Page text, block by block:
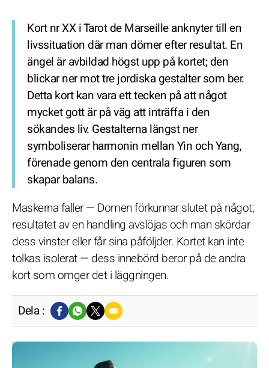
Kort nr XX i Tarot de Marseille anknyter till en
livssituation där man dömer efter resultat. En
ängel är avbildad högst upp på kortet; den
blickar ner mot tre jordiska gestalter som ber.
Detta kort kan vara ett tecken på att något
mycket gott är på väg att inträffa i den
sökandes liv. Gestalterna längst ner
symboliserar harmonin mellan Yin och Yang,
förenade genom den centrala figuren som
skapar balans.
Maskerna faller — Domen förkunnar slutet på något;
resultatet av en handling avslöjas och man skördar
dess vinster eller får sina påföljder. Kortet kan inte
tolkas isolerat — dess innebörd beror på de andra
kort som omger det i läggningen.
Dela :